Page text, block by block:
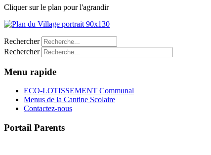
Cliquer sur le plan pour l'agrandir
Rechercher
Rechercher
Menu rapide
ECO-LOTISSEMENT Communal
Menus de la Cantine Scolaire
Contactez-nous
Portail Parents